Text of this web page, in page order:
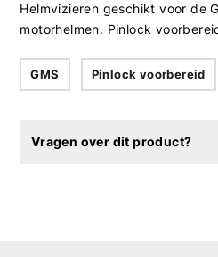
Helmvizieren geschikt voor de
motorhelmen. Pinlock
GMS Pinlock voorbereid
Vragen over dit product?